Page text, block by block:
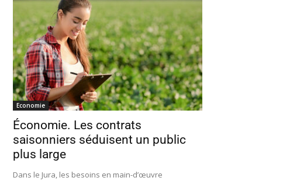
Economie
Économie. Les contrats
saisonniers séduisent un public
plus large
Dans le Jura, les besoins en main-d’œuvre